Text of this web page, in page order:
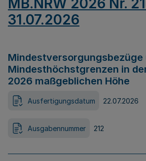
MB.NRW 2026 Nr.
31.07.2026
Mindestversorgungsbezüge
Mindesthöchstgrenzen in
2026 maßgeblichen Höhe
Ausfertigungsdatum 22.07.2026
Ausgabennummer 212